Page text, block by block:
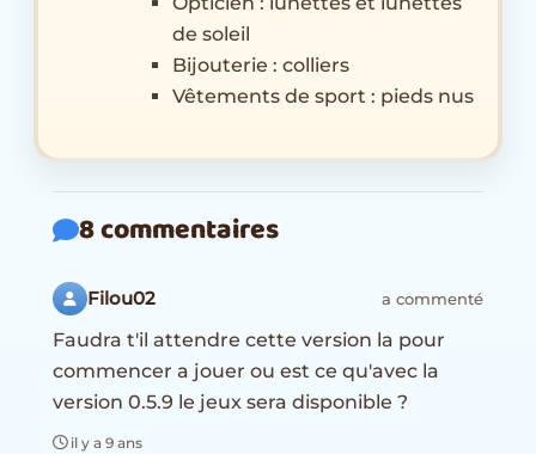
de soleil
Bijouterie : colliers
Vêtements de sport : pieds nus
8 commentaires
Filou02 a commenté
Faudra t'il attendre cette version la pour
commencer a jouer ou est ce qu'avec la
version 0.5.9 le jeux sera disponible ?
il y a 9 ans